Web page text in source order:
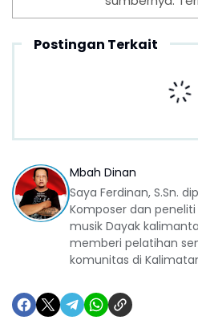
Postingan Terkait
Mbah Dinan
Saya Ferdinan, S.Sn.
Komposer dan
musik Dayak
memberi pelatihan
komunitas di